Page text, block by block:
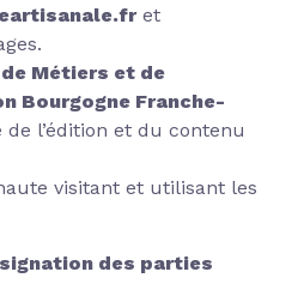
et
de Métiers et de
Bourgogne Franche-
de l’édition et du contenu
visitant et utilisant les
des parties